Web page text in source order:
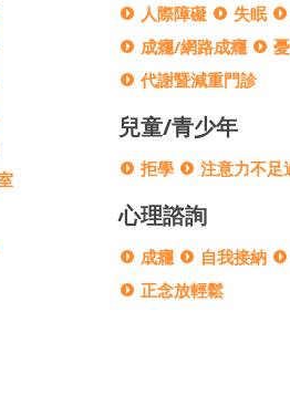
人際障礙 失眠
成癮/網路成癮
代謝暨減重門診
兒童/青少年
拒學 注意力不足
心理諮詢
成癮 自我接納
正念放輕鬆